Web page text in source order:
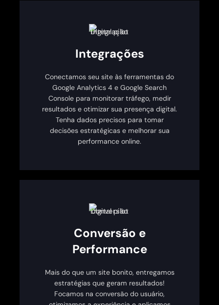
Integrações
Conectamos seu site às ferramentas do
Google Analytics 4 e Google Search
Console para monitorar tráfego, medir
resultados e otimizar sua presença digital.
Tenha dados precisos para tomar
decisões estratégicas e melhorar sua
performance online.
Conversão e
Performance
Mais do que um site bonito, entregamos
estratégias que geram resultados!
Focamos na conversão do usuário,